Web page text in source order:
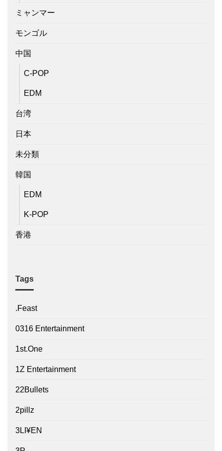
ミャンマー
モンゴル
中国
C-POP
EDM
台湾
日本
未分類
韓国
EDM
K-POP
香港
Tags
.Feast
0316 Entertainment
1st.One
1Z Entertainment
22Bullets
2pillz
3LI¥EN